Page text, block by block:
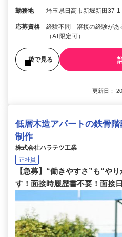
勤務地 埼玉県日高市新堀新田37-1
応募資格
経験不問 溶接の経験が
（AT限定可）
後で見る
更新日：
低層木造アパートの鉄骨
制作
株式会社ハラテツ工業
正社員
【急募】“働きやすさ”も“や
す！面接時履歴書不要！面接